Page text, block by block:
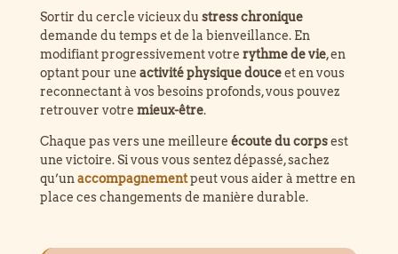
Sortir du cercle vicieux du stress chronique
demande du temps et de la bienveillance. En
modifiant progressivement votre rythme de vie, en
optant pour une activité physique douceet en vous
reconnectant à vos besoins profonds, vous pouvez
retrouver votre mieux-être.
Chaque pas vers une meilleure écoute du corpsest
une victoire. Si vous vous sentez dépassé, sachez
qu’un accompagnementpeut vous aider à mettre en
place ces changements de manière durable.